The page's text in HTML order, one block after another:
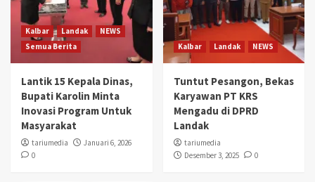
Kalbar Landak
NEWS
Semua Berita
Lantik 15 Kepala Dinas,
Bupati Karolin Minta
Inovasi Program Untuk
Masyarakat
tariumedia
Januari 6, 2026
0
Kalbar Landak NEWS
Tuntut Pesangon, Bekas
Karyawan PT KRS
Mengadu di DPRD
Landak
tariumedia
Desember 3, 2025
0